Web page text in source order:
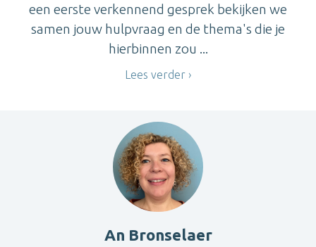
een eerste verkennend gesprek bekijken we
samen jouw hulpvraag en de thema's die je
hierbinnen zou ...
Lees verder
An Bronselaer